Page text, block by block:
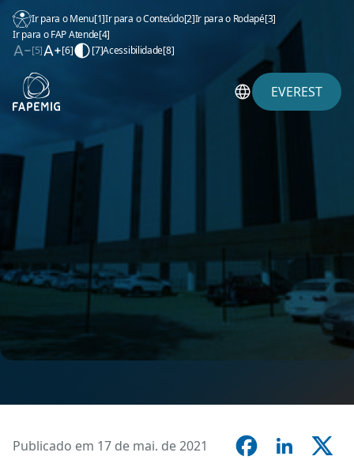
Ir para o Menu[1]Ir para o Conteúdo[2]Ir para o Rodapé[3]
Ir para o FAP Atende[4]
[5]
[6] [7]Acessibilidade[8]
EVEREST
Publicado em 17 de mai. de 2021